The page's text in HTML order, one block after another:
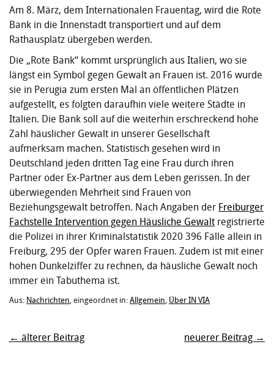
Am 8. März, dem Internationalen Frauentag, wird die Rote
Bank in die Innenstadt transportiert und auf dem
Rathausplatz übergeben werden.
Die „Rote Bank“ kommt ursprünglich aus Italien, wo sie
längst ein Symbol gegen Gewalt an Frauen ist. 2016 wurde
sie in Perugia zum ersten Mal an öffentlichen Plätzen
aufgestellt, es folgten daraufhin viele weitere Städte in
Italien. Die Bank soll auf die weiterhin erschreckend hohe
Zahl häuslicher Gewalt in unserer Gesellschaft
aufmerksam machen. Statistisch gesehen wird in
Deutschland jeden dritten Tag eine Frau durch ihren
Partner oder Ex-Partner aus dem Leben gerissen. In der
überwiegenden Mehrheit sind Frauen von
Beziehungsgewalt betroffen. Nach Angaben der Freiburger
Fachstelle Intervention gegen Häusliche Gewaltregistrierte
die Polizei in ihrer Kriminalstatistik 2020 396 Fälle allein in
Freiburg, 295 der Opfer waren Frauen. Zudem ist mit einer
hohen Dunkelziffer zu rechnen, da häusliche Gewalt noch
immer ein Tabuthema ist.
Aus: Nachrichten, eingeordnet in: Allgemein, Über IN VIA
neuerer Beitrag →
← älterer Beitrag